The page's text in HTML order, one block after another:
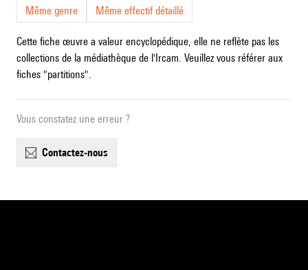
Même genre Même effectif détaillé
Cette fiche œuvre a valeur encyclopédique, elle ne reflète pas les
collections de la médiathèque de l'Ircam. Veuillez vous référer aux
fiches "partitions".
Vous constatez une erreur ?
contactez-nous